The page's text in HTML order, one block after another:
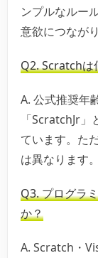
ンプルなルー
意欲につながり
Q2. Scratchは
A. 公式推奨年
「ScratchJr
ています。た
は異なります。
Q3. プログラ
か？
A. Scratch・